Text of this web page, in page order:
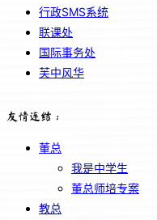
行政SMS系统
联课处
国际事务处
芙中风华
友情连结：
董总
我是中学生
董总师培专案
教总